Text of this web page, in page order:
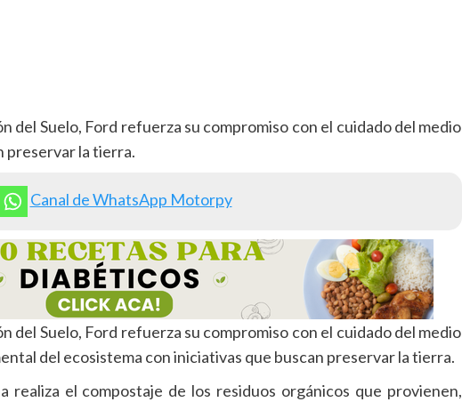
del Suelo, Ford refuerza su compromiso con el cuidado del medio
preservar la tierra.
Canal de WhatsApp Motorpy
del Suelo, Ford refuerza su compromiso con el cuidado del medio
del ecosistema con iniciativas que buscan preservar la tierra.
realiza el compostaje de los residuos orgánicos que provienen,